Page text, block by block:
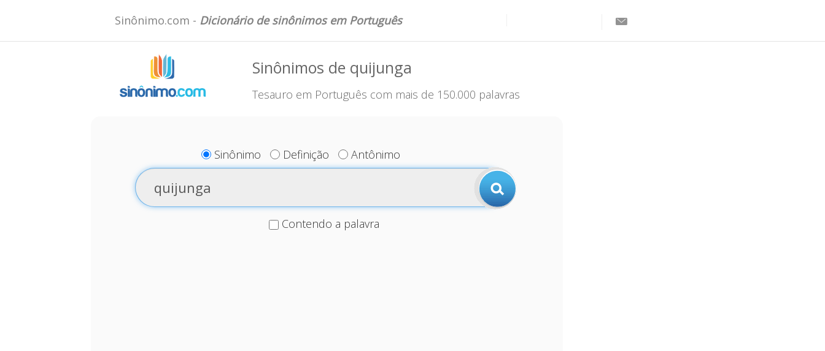
Sinônimo.com - Dicionário de sinônimos em Português
Sinônimos de quijunga
Tesauro em Português com mais de 150.000 palavras
Sinônimo Definição Antônimo
Contendo a palavra